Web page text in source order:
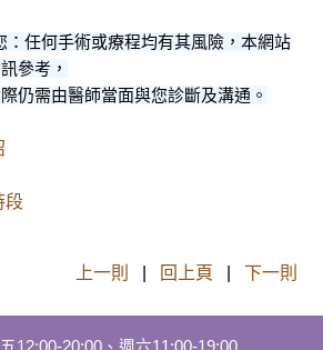
：任何手術或療程均有其風險，本網站
參考，
仍需由醫師當面與您診斷及溝通。
段
上一則 回上頁 下一則